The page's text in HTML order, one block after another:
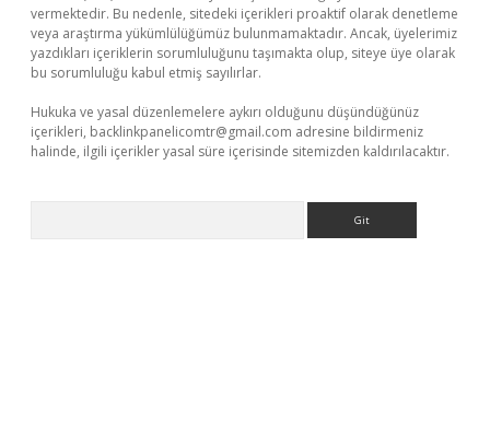
vermektedir. Bu nedenle, sitedeki içerikleri proaktif olarak denetleme
veya araştırma yükümlülüğümüz bulunmamaktadır. Ancak, üyelerimiz
yazdıkları içeriklerin sorumluluğunu taşımakta olup, siteye üye olarak
bu sorumluluğu kabul etmiş sayılırlar.
Hukuka ve yasal düzenlemelere aykırı olduğunu düşündüğünüz
içerikleri, backlinkpanelicomtr@gmail.com adresine bildirmeniz
halinde, ilgili içerikler yasal süre içerisinde sitemizden kaldırılacaktır.